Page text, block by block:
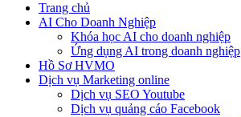
Trang chủ
AI Cho Doanh Nghiệp
Khóa học AI cho doanh nghiệp
Ứng dụng AI trong doanh nghiệp
Hồ Sơ HVMO
Dịch vụ Marketing online
Dịch vụ SEO Youtube
Dịch vụ quảng cáo Facebook